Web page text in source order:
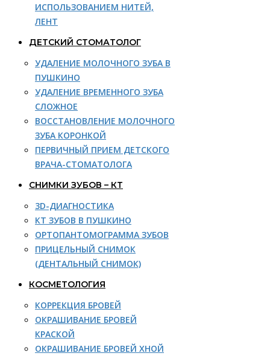
ИСПОЛЬЗОВАНИЕМ НИТЕЙ,
ЛЕНТ
ДЕТСКИЙ СТОМАТОЛОГ
УДАЛЕНИЕ МОЛОЧНОГО ЗУБА В
ПУШКИНО
УДАЛЕНИЕ ВРЕМЕННОГО ЗУБА
СЛОЖНОЕ
ВОССТАНОВЛЕНИЕ МОЛОЧНОГО
ЗУБА КОРОНКОЙ
ПЕРВИЧНЫЙ ПРИЕМ ДЕТСКОГО
ВРАЧА-СТОМАТОЛОГА
СНИМКИ ЗУБОВ – КТ
3D-ДИАГНОСТИКА
КТ ЗУБОВ В ПУШКИНО
ОРТОПАНТОМОГРАММА ЗУБОВ
ПРИЦЕЛЬНЫЙ СНИМОК
(ДЕНТАЛЬНЫЙ СНИМОК)
КОСМЕТОЛОГИЯ
КОРРЕКЦИЯ БРОВЕЙ
ОКРАШИВАНИЕ БРОВЕЙ
КРАСКОЙ
ОКРАШИВАНИЕ БРОВЕЙ ХНОЙ